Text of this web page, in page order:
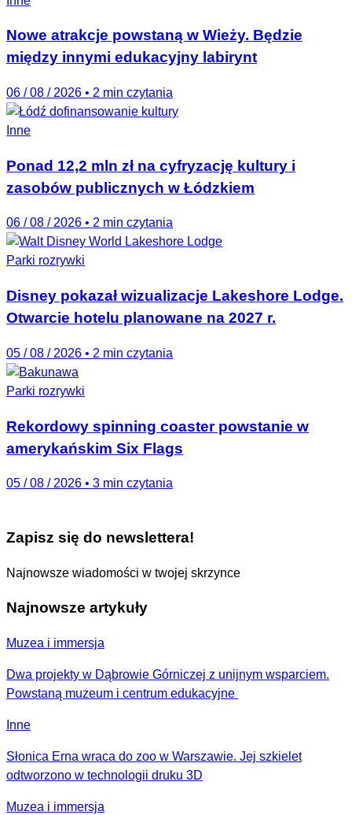
Nowe atrakcje powstaną w Wieży. Będzie
między innymi edukacyjny labirynt
06 / 08 / 2026 • 2 min czytania
Inne
Ponad 12,2 mln zł na cyfryzację kultury i
zasobów publicznych w Łódzkiem
06 / 08 / 2026 • 2 min czytania
Parki rozrywki
Disney pokazał wizualizacje Lakeshore Lodge.
Otwarcie hotelu planowane na 2027 r.
05 / 08 / 2026 • 2 min czytania
Parki rozrywki
Rekordowy spinning coaster powstanie w
amerykańskim Six Flags
05 / 08 / 2026 • 3 min czytania
Zapisz się do newslettera!
Najnowsze wiadomości w twojej skrzynce
Najnowsze artykuły
Muzea i immersja
Dwa projekty w Dąbrowie Górniczej z unijnym wsparciem.
Powstaną muzeum i centrum edukacyjne
Inne
Słonica Erna wraca do zoo w Warszawie. Jej szkielet
odtworzono w technologii druku 3D
Muzea i immersja